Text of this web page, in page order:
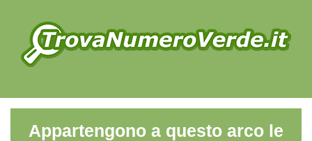
Appartengono a questo arco le